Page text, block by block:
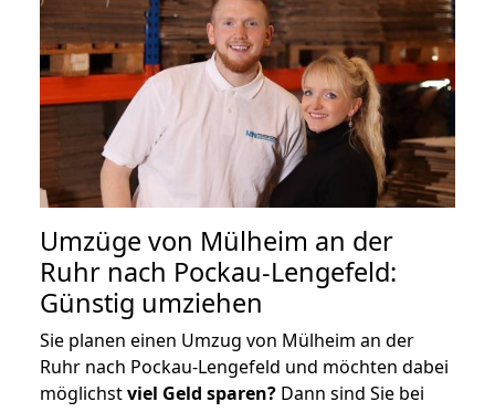
Umzüge von Mülheim an der
Ruhr nach Pockau-Lengefeld:
Günstig umziehen
Sie planen einen Umzug von Mülheim an der
Ruhr nach Pockau-Lengefeld und möchten dabei
möglichstviel Geld sparen? Dann sind Sie bei